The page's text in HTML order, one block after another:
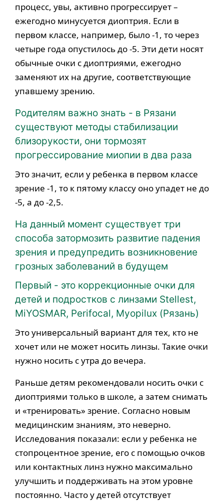
процесс, увы, активно прогрессирует –
ежегодно минусуется диоптрия. Если в
первом классе, например, было -1, то через
четыре года опустилось до -5. Эти дети носят
обычные очки с диоптриями, ежегодно
заменяют их на другие, соответствующие
упавшему зрению.
Родителям важно знать - в Рязани
существуют методы стабилизации
близорукости, они тормозят
прогрессирование миопии в два раза
Это значит, если у ребенка в первом классе
зрение -1, то к пятому классу оно упадет не до
-5, а до -2,5.
На данный момент существует три
способа затормозить развитие падения
зрения и предупредить возникновение
грозных заболеваний в будущем
Первый - это коррекционные очки для
детей и подростков с линзами Stellest,
MiYOSMAR, Perifocal, Myopilux (Рязань)
Это универсальный вариант для тех, кто не
хочет или не может носить линзы. Такие очки
нужно носить с утра до вечера.
Раньше детям рекомендовали носить очки с
диоптриями только в школе, а затем снимать
и «тренировать» зрение. Согласно новым
медицинским знаниям, это неверно.
Исследования показали: если у ребенка не
стопроцентное зрение, его с помощью очков
или контактных линз нужно максимально
улучшить и поддерживать на этом уровне
постоянно. Часто у детей отсутствует